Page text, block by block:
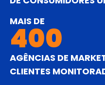
MAIS DE
400
AGÊNCIAS DE
CLIENTES